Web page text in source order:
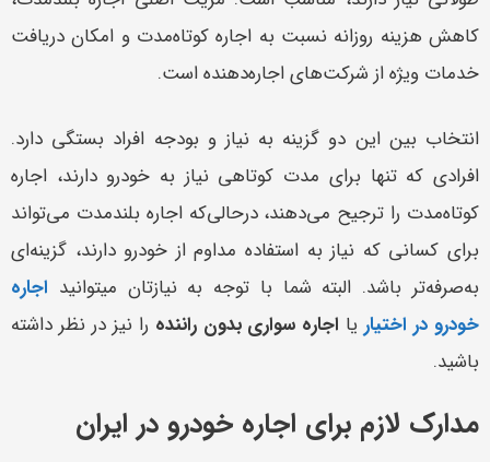
کاهش هزینه روزانه نسبت به اجاره کوتاه‌مدت و امکان دریافت
خدمات ویژه از شرکت‌های اجاره‌دهنده است.
انتخاب بین این دو گزینه به نیاز و بودجه افراد بستگی دارد.
افرادی که تنها برای مدت کوتاهی نیاز به خودرو دارند، اجاره
کوتاه‌مدت را ترجیح می‌دهند، درحالی‌که اجاره بلندمدت می‌تواند
برای کسانی که نیاز به استفاده مداوم از خودرو دارند، گزینه‌ای
به‌صرفه‌تر باشد. البته شما با توجه به نیازتان میتوانید اجاره
خودرو در اختیاریا اجاره سواری بدون راننده را نیز در نظر داشته
باشید.
مدارک لازم برای اجاره خودرو در ایران